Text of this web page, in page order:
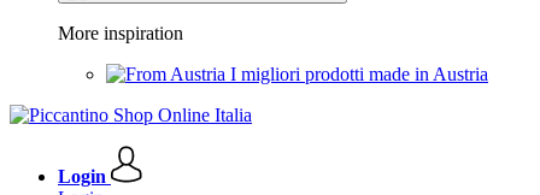
More inspiration
I migliori prodotti made in Austria
Login